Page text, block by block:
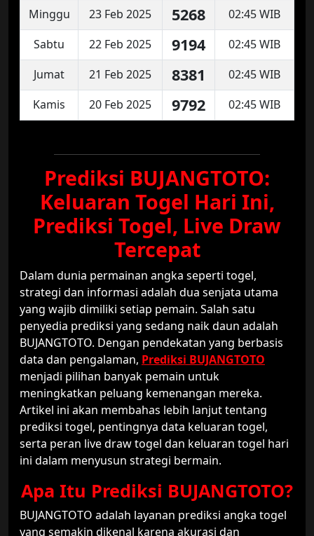
Minggu
23 Feb 2025 5268
02:45 WIB
Sabtu
22 Feb 2025 9194
02:45 WIB
Jumat
21 Feb 2025 8381
02:45 WIB
Kamis
20 Feb 2025 9792 02:45 WIB
Prediksi BUJANGTOTO:
Keluaran Togel Hari Ini,
Prediksi Togel, Live Draw
Tercepat
Dalam dunia permainan angka seperti togel,
strategi dan informasi adalah dua senjata utama
yang wajib dimiliki setiap pemain. Salah satu
penyedia prediksi yang sedang naik daun adalah
BUJANGTOTO. Dengan pendekatan yang berbasis
data dan pengalaman, Prediksi BUJANGTOTO
menjadi pilihan banyak pemain untuk
meningkatkan peluang kemenangan mereka.
Artikel ini akan membahas lebih lanjut tentang
prediksi togel, pentingnya data keluaran togel,
serta peran live draw togel dan keluaran togel hari
ini dalam menyusun strategi bermain.
Apa Itu Prediksi BUJANGTOTO?
BUJANGTOTO adalah layanan prediksi angka togel
yang semakin dikenal karena akurasi dan